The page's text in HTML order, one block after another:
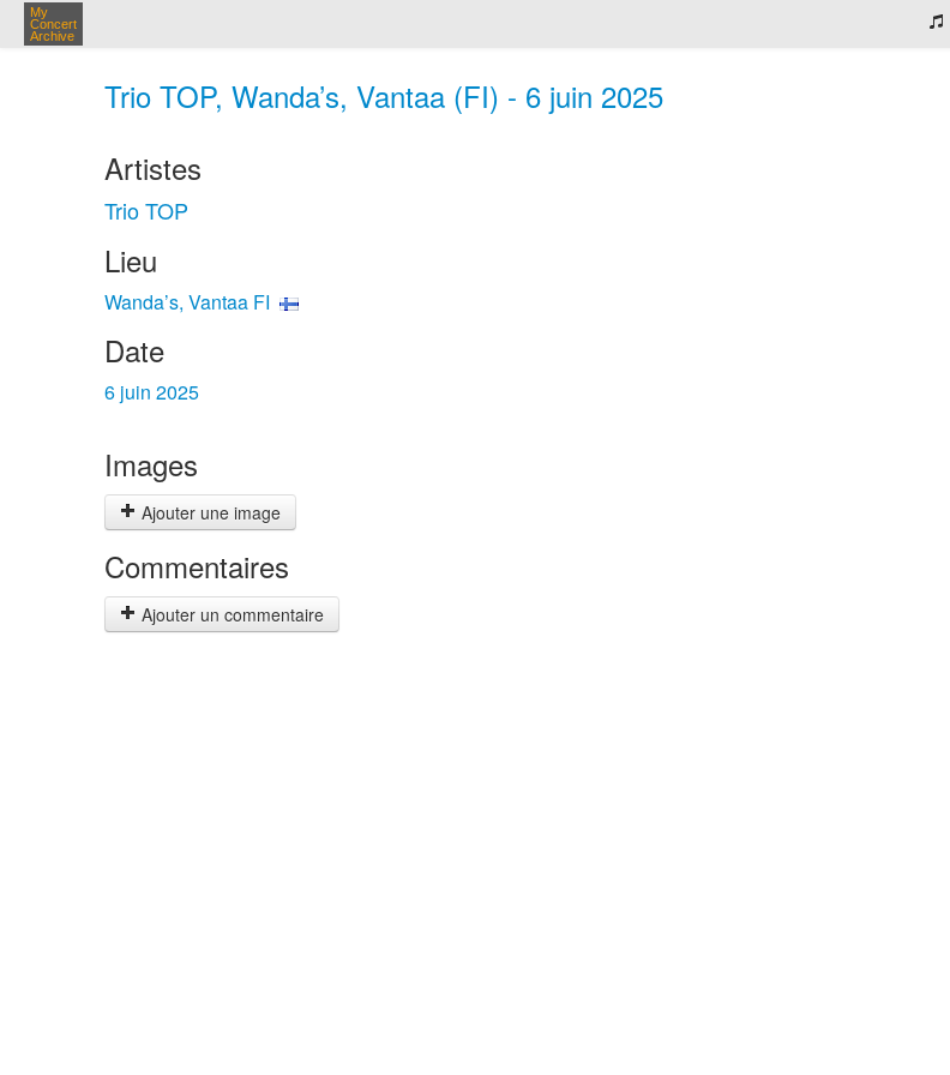
My
Concert
Archive
Trio TOP, Wanda’s, Vantaa (FI) - 6 juin 2025
Artistes
Trio TOP
Lieu
Wanda’s, Vantaa FI
Date
6 juin 2025
Images
Ajouter une image
Commentaires
Ajouter un commentaire